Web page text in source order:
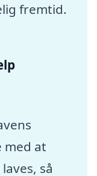
fremtid.
med at
så